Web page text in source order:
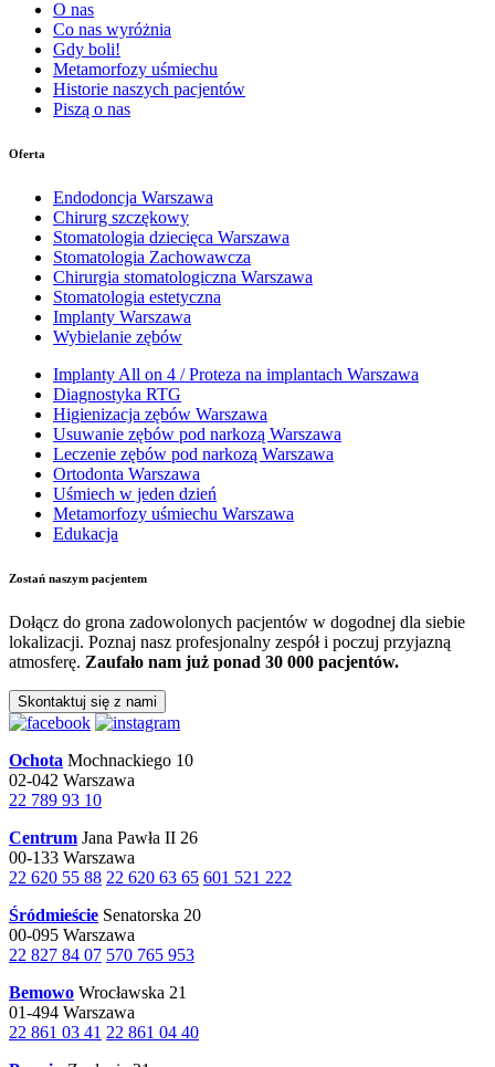
O nas
Co nas wyróżnia
Gdy boli!
Metamorfozy uśmiechu
Historie naszych pacjentów
Piszą o nas
Oferta
Endodoncja Warszawa
Chirurg szczękowy
Stomatologia dziecięca Warszawa
Stomatologia Zachowawcza
Chirurgia stomatologiczna Warszawa
Stomatologia estetyczna
Implanty Warszawa
Wybielanie zębów
Implanty All on 4 / Proteza na implantach Warszawa
Diagnostyka RTG
Higienizacja zębów Warszawa
Usuwanie zębów pod narkozą Warszawa
Leczenie zębów pod narkozą Warszawa
Ortodonta Warszawa
Uśmiech w jeden dzień
Metamorfozy uśmiechu Warszawa
Edukacja
Zostań naszym pacjentem
Dołącz do grona zadowolonych pacjentów w dogodnej dla siebie
lokalizacji. Poznaj nasz profesjonalny zespół i poczuj przyjazną
atmosferę. Zaufało nam już ponad 30 000 pacjentów.
Skontaktuj się z nami
Ochota Mochnackiego 10
02-042 Warszawa
22 789 93 10
Centrum Jana Pawła II 26
00-133 Warszawa
22 620 55 88 22 620 63 65 601 521 222
Śródmieście Senatorska 20
00-095 Warszawa
22 827 84 07 570 765 953
Bemowo Wrocławska 21
01-494 Warszawa
22 861 03 41 22 861 04 40